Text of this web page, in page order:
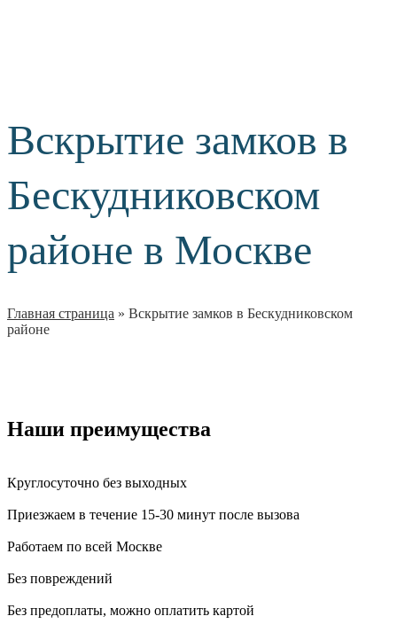
Вскрытие замков в
Бескудниковском
районе в Москве
Главная страница » Вскрытие замков в Бескудниковском
районе
Наши преимущества
Круглосуточно без выходных
Приезжаем в течение 15-30 минут после вызова
Работаем по всей Москве
Без повреждений
Без предоплаты, можно оплатить картой